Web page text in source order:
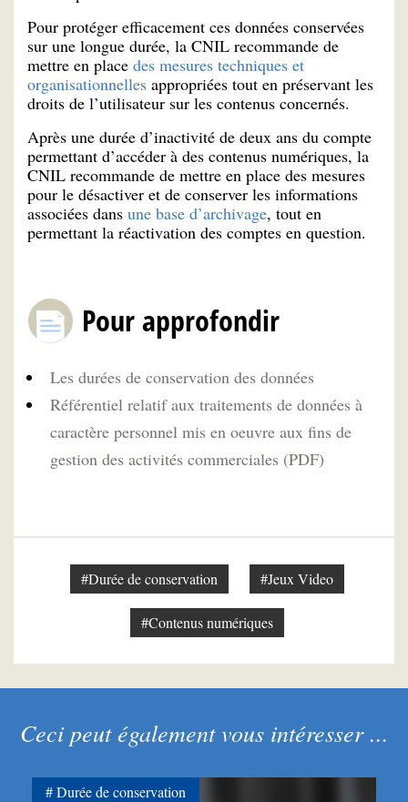
Pour protéger efficacement ces données conservées
sur une longue durée, la CNIL recommande de
mettre en place des mesures techniques et
organisationnelles appropriées tout en préservant les
droits de l’utilisateur sur les contenus concernés.
Après une durée d’inactivité de deux ans du compte
permettant d’accéder à des contenus numériques, la
CNIL recommande de mettre en place des mesures
pour le désactiver et de conserver les informations
associées dans une base d’archivage, tout en
permettant la réactivation des comptes en question.
Pour approfondir
Les durées de conservation des données
Référentiel relatif aux traitements de données à
caractère personnel mis en oeuvre aux fins de
gestion des activités commerciales (PDF)
#Durée de conservation #Jeux Video
#Contenus numériques
Ceci peut également vous intéresser ...
Durée de conservation